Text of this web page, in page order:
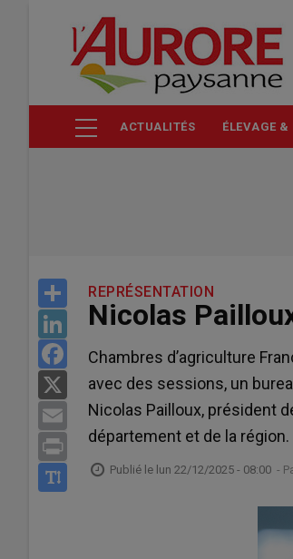
contenu
ACTUALITÉS ÉLEVAGE &
Share
LinkedIn
Facebook
Email
Print
REPRÉSENTATION
Nicolas
Chambres d’agriculture
avec des sessions, un
Nicolas Pailloux, président
département et de la région.
Publié le lun 22/12/2025 - 08:00 -